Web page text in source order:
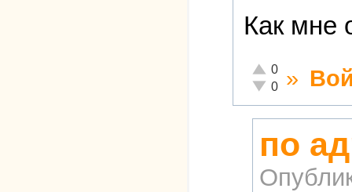
Как мне
Отлично!
0
Неадекватно!
0 »
по